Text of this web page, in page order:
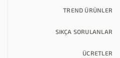
TREND ÜRÜNLER
SIKÇA SORULANLAR
ÜCRETLER